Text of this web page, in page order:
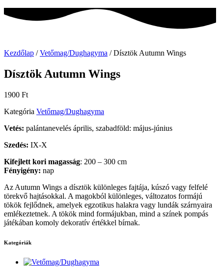
Kezdőlap /Vetőmag/Dughagyma / Dísztök Autumn Wings
Dísztök Autumn Wings
1900 Ft
Kategória Vetőmag/Dughagyma
Vetés: palántanevelés április, szabadföld: május-június
Szedés: IX-X
Kifejlett kori magasság: 200 – 300 cm
Fényigény: nap
Az Autumn Wings a dísztök különleges fajtája, kúszó vagy felfelé
törekvő hajtásokkal. A magokból különleges, változatos formájú
tökök fejlődnek, amelyek egzotikus halakra vagy lundák szárnyaira
emlékeztetnek. A tökök mind formájukban, mind a színek pompás
játékában komoly dekoratív értékkel bírnak.
Kategóriák